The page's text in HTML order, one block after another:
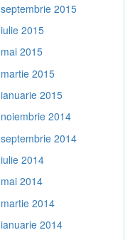
septembrie 2015
iulie 2015
mai 2015
martie 2015
ianuarie 2015
noiembrie 2014
septembrie 2014
iulie 2014
mai 2014
martie 2014
ianuarie 2014